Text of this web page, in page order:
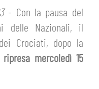
- Con la pausa del
delle Nazionali, il
Crociati, dopo la
ripresa mercoledì 15